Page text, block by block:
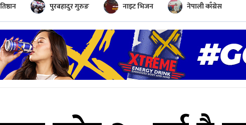
पुरबहादुर गुरुङ नाइट भिजन नेपाली काँग्रेस